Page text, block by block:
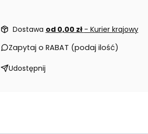
Dostawa od 0,00 zł - Kurier krajowy
Zapytaj o RABAT (podaj ilość)
Udostępnij